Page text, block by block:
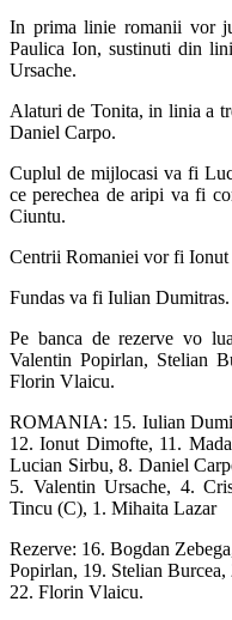
In prima linie romanii vor
Paulica Ion, sustinuti din
Ursache.
Alaturi de Tonita, in linia a
Daniel Carpo.
Cuplul de mijlocasi va fi
ce perechea de aripi va fi
Ciuntu.
Centrii Romaniei vor fi
Fundas va fi Iulian Dumitras.
Pe banca de rezerve vo
Valentin Popirlan, Stelian
Florin Vlaicu.
ROMANIA: 15. Iulian
12. Ionut Dimofte, 11.
Lucian Sirbu, 8. Daniel
5. Valentin Ursache, 4.
Tincu (C), 1. Mihaita Lazar
Rezerve: 16. Bogdan
Popirlan, 19. Stelian
22. Florin Vlaicu.